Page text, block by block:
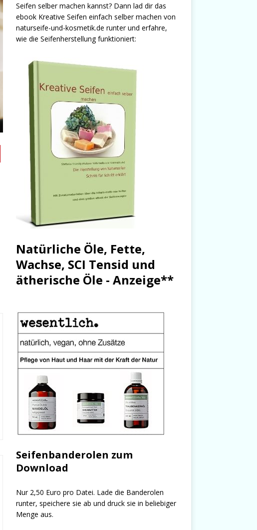
Seifen selber machen kannst? Dann lad dir das
ebook Kreative Seifen einfach selber machen von
naturseife-und-kosmetik.de runter und erfahre,
wie die Seifenherstellung funktioniert:
Natürliche Öle, Fette,
Wachse, SCI Tensid und
ätherische Öle - Anzeige**
Seifenbanderolen zum
Download
Nur 2,50 Euro pro Datei. Lade die Banderolen
runter, speichere sie ab und druck sie in beliebiger
Menge aus.